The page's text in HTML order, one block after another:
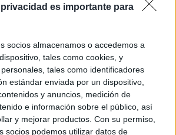
es importante para
socios almacenamos o accedemos a
tales como cookies, y
tales como identificadores
estándar enviada por un dispositivo,
y anuncios, medición de
e información sobre el público, así
y mejorar productos. Con su permiso,
socios podemos utilizar datos de